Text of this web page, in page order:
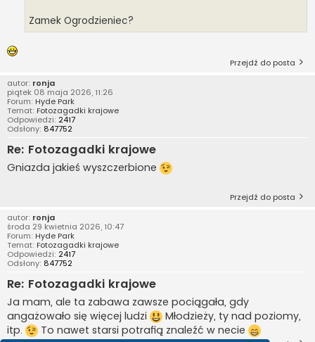
Zamek Ogrodzieniec?
Przejdź do posta
autor: ronja
piątek 08 maja 2026, 11:26
Forum: Hyde Park
Temat: Fotozagadki krajowe
Odpowiedzi: 2417
Odsłony: 847752
Re: Fotozagadki krajowe
Gniazda jakieś wyszczerbione
Przejdź do posta
autor: ronja
środa 29 kwietnia 2026, 10:47
Forum: Hyde Park
Temat: Fotozagadki krajowe
Odpowiedzi: 2417
Odsłony: 847752
Re: Fotozagadki krajowe
Ja mam, ale ta zabawa zawsze pociągała, gdy
angażowało się więcej ludzi
Młodzieży, ty nad poziomy,
itp.
To nawet starsi potrafią znaleźć w necie